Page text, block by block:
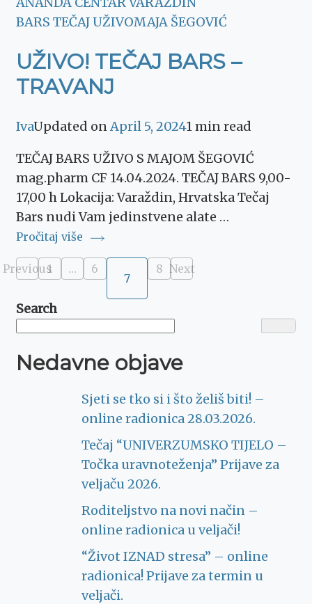
BARS TEČAJ UŽIVOMAJA ŠEGOVIĆ
UŽIVO! TEČAJ BARS –
TRAVANJ
IvaUpdated onApril 5, 20241 min read
TEČAJ BARS UŽIVO S MAJOM ŠEGOVIĆ
mag.pharm CF 14.04.2024. TEČAJ BARS 9,00-
17,00 h Lokacija: Varaždin, Hrvatska Tečaj
Bars nudi Vam jedinstvene alate …
Pročitaj više
Posts
pagination
PreviousPage
1 … Page
6
Page
7 Page
8 Next
Search
Nedavne objave
Sjeti se tko si i što želiš biti! –
online radionica 28.03.2026.
Tečaj “UNIVERZUMSKO TIJELO –
Točka uravnoteženja” Prijave za
veljaču 2026.
Roditeljstvo na novi način –
online radionica u veljači!
“Život IZNAD stresa” – online
radionica! Prijave za termin u
veljači.